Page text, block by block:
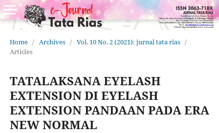
Home / Archives / Vol. 10 No. 2 (2021): jurnal tata rias /
Articles
TATALAKSANA EYELASH
EXTENSION DI EYELASH
EXTENSION PANDAAN PADA ERA
NEW NORMAL